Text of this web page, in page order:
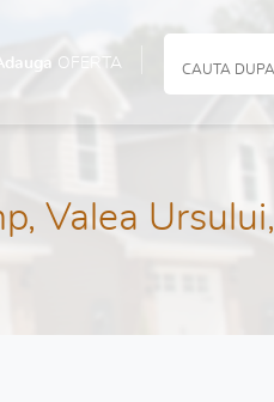
OFERTA
Valea Ursului,